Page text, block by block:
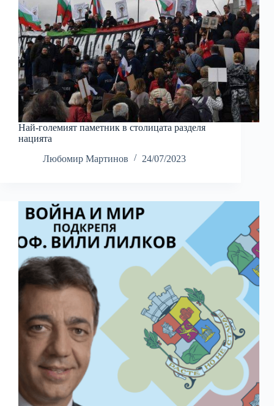
Най-големият паметник в столицата разделя
нацията
Любомир Мартинов
24/07/2023